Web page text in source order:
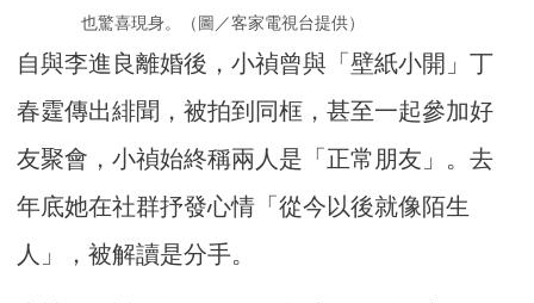
也驚喜現身。（圖／客家電視台提供）
自與李進良離婚後，小禎曾與「壁紙小開」丁
春霆傳出緋聞，被拍到同框，甚至一起參加好
友聚會，小禎始終稱兩人是「正常朋友」。去
年底她在社群抒發心情「從今以後就像陌生
人」，被解讀是分手。